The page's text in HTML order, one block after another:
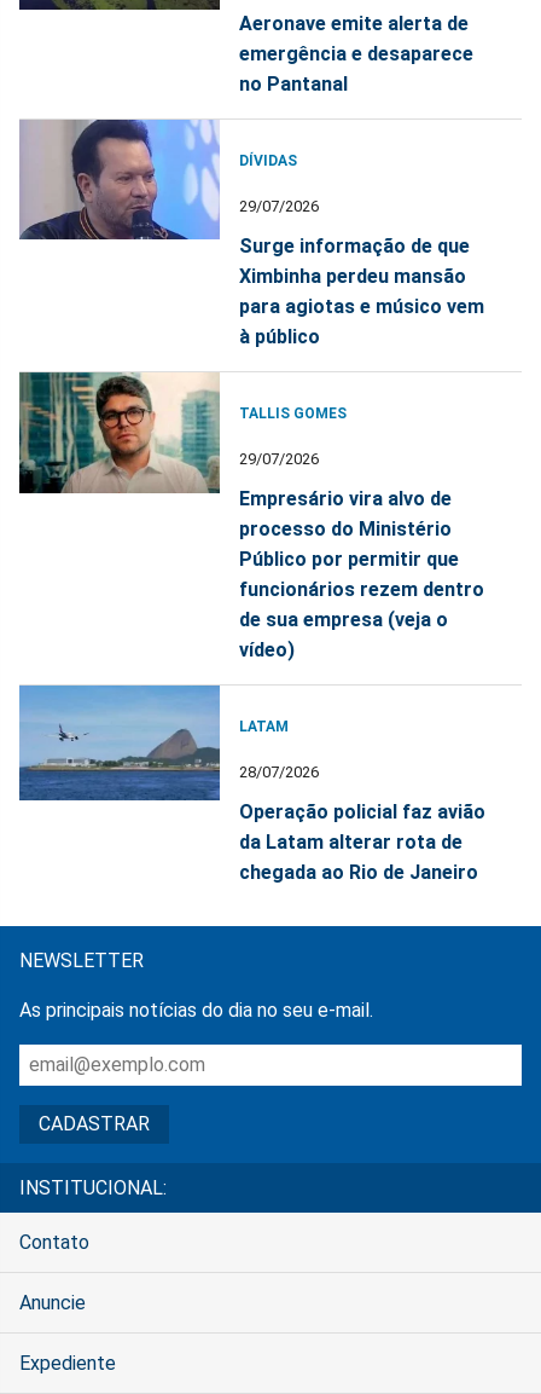
Aeronave emite alerta de
emergência e desaparece
no Pantanal
DÍVIDAS
29/07/2026
Surge informação de que
Ximbinha perdeu mansão
para agiotas e músico vem
à público
TALLIS GOMES
29/07/2026
Empresário vira alvo de
processo do Ministério
Público por permitir que
funcionários rezem dentro
de sua empresa (veja o
vídeo)
LATAM
28/07/2026
Operação policial faz avião
da Latam alterar rota de
chegada ao Rio de Janeiro
NEWSLETTER
As principais notícias do dia no seu e-mail.
INSTITUCIONAL:
Contato
Anuncie
Expediente